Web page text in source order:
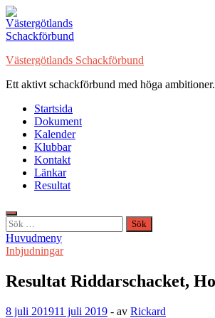
Hoppa
till
innehåll
Västergötlands Schackförbund
Ett aktivt schackförbund med höga ambitioner.
Startsida
Dokument
Kalender
Klubbar
Kontakt
Länkar
Resultat
Sök
efter:
Huvudmeny
Inbjudningar
Resultat Riddarschacket,
8 juli 201911 juli 2019 - av Rickard